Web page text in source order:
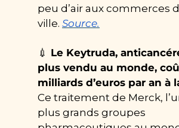
peu d’air aux commerces
ville. Source.
💉 Le Keytruda,
plus vendu au monde,
milliards d’euros par an à
Ce traitement de Merck,
plus grands groupes